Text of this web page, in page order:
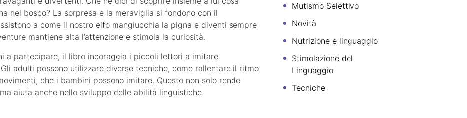
nel bosco? La sorpresa e la meraviglia si fondono con il
a come il nostro elfo mangiucchia la pigna e diventi sempre
mantiene alta l’attenzione e stimola la curiosità.
a partecipare, il libro incoraggia i piccoli lettori a imitare
adulti possono utilizzare diverse tecniche, come rallentare il ritmo
che i bambini possono imitare. Questo non solo rende
aiuta anche nello sviluppo delle abilità linguistiche.
Mutismo Selettivo
Novità
Nutrizione e linguaggio
Stimolazione del
Linguaggio
Tecniche